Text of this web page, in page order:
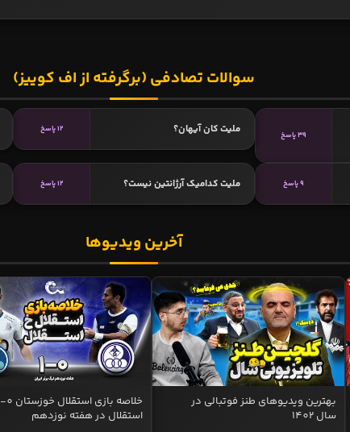
سوالات تصادفی (برگرفته از اف کوییز)
39 پاسخ ملیت کان آیهان؟ 12 پاسخ
9 پاسخ ملیت کدامیک آرژانتین نیست؟ 12 پاسخ
آخرین ویدیوها
بهترین ویدیوهای طنز فوتبالی در
سال 1402
استقلال در هفته نوزدهم